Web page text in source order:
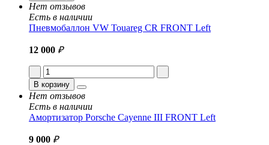
Нет отзывов
Есть в наличии
Пневмобаллон VW Touareg CR FRONT Left
12 000 ₽
В корзину
Нет отзывов
Есть в наличии
Амортизатор Porsche Cayenne III FRONT Left
9 000 ₽